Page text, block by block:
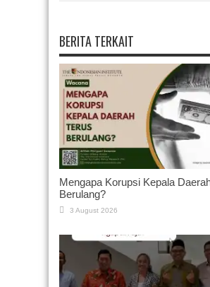
BERITA TERKAIT
Mengapa Korupsi Kepala
Berulang?
3 August 2026